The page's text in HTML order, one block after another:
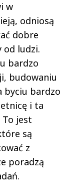
w
odniosą
dobre
od ludzi.
bardzo
budowaniu
byciu bardzo
i ta
To jest
są
z
poradzą